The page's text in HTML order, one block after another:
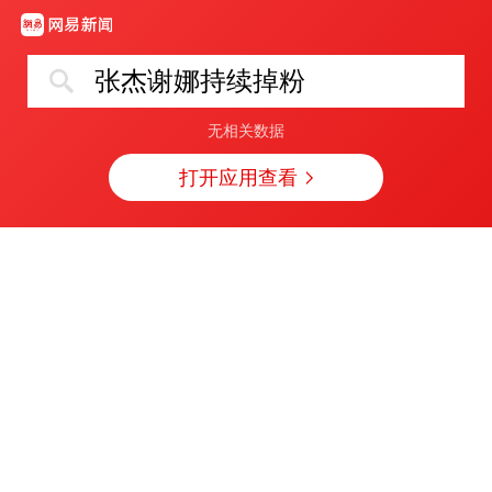
张杰谢娜持续掉粉
无相关数据
打开应用查看